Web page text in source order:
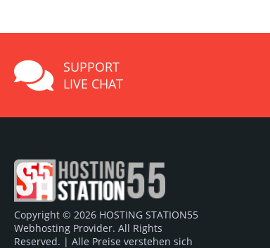
SUPPORT
LIVE CHAT
Copyright © 2026 HOSTING STATION55
Webhosting Provider. All Rights
Reserved. | Alle Preise verstehen sich